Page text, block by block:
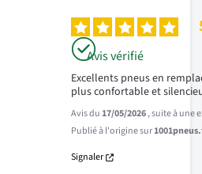
Avis vérifié
Excellents pneus en
plus confortable et
Avis du17/05/2026, suite à une
Publié à l'origine sur
Signaler